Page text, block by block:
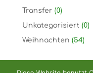
Transfer (0)
Unkategorisiert (0)
Weihnachten (54)